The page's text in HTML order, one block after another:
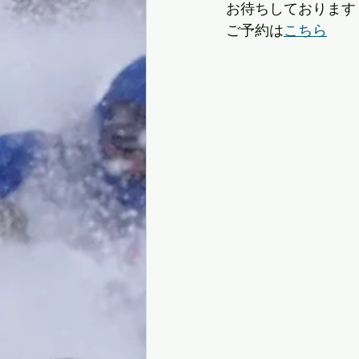
お待ちしておりま
ご予約はこちら